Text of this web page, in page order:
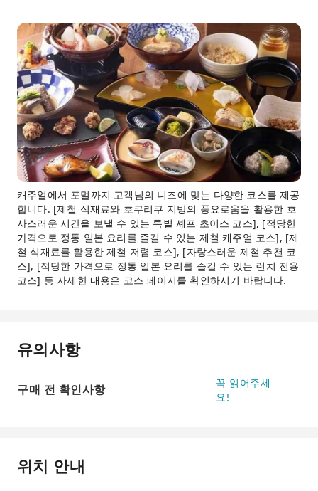
캐주얼에서 포멀까지 고객님의 니즈에 맞는 다양한 코스를 제공
합니다. [제철 식재료와 호쿠리쿠 지방의 풍요로움을 활용한 호
사스러운 시간을 보낼 수 있는 특별 셰프 초이스 코스], [적당한
가격으로 정통 일본 요리를 즐길 수 있는 제철 캐주얼 코스], [제
철 식재료를 활용한 제철 저렴 코스], [자랑스러운 제철 추천 코
스], [적당한 가격으로 정통 일본 요리를 즐길 수 있는 런치 전용
코스] 등 자세한 내용은 코스 페이지를 확인하시기 바랍니다.
유의사항
구매 전 확인사항
꼭 읽어주세
요!
위치 안내